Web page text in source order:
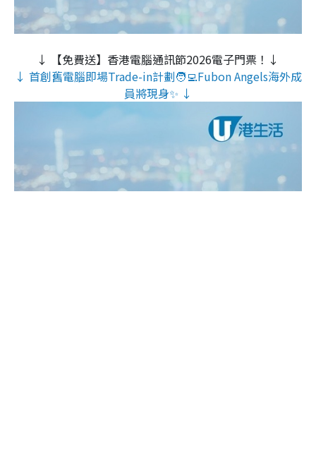
↓ 【免費送】香港電腦通訊節2026電子門票！↓
↓ 首創舊電腦即場Trade-in計劃🧑‍💻Fubon Angels海外成
員將現身✨ ↓